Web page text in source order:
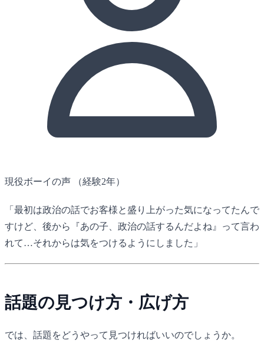
現役ボーイの声 （経験2年）
「最初は政治の話でお客様と盛り上がった気になってたんで
すけど、後から『あの子、政治の話するんだよね』って言わ
れて…それからは気をつけるようにしました」
話題の見つけ方・広げ方
では、話題をどうやって見つければいいのでしょうか。